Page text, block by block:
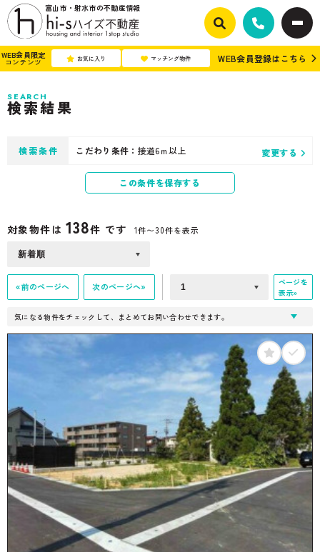
富山市・射水市の不動産情報
WEB会員限定
コンテンツ お気に入り マッチング物件 WEB会員登録はこちら
SEARCH
検索結果
検索条件 こだわり条件： 接道6ｍ以上 変更する
この条件を保存する
対象物件は138件 です 1件〜30件を表示
«前のページへ 次のページへ»
ページを
表示»
気になる物件をチェックして、まとめてお問い合わせできます。